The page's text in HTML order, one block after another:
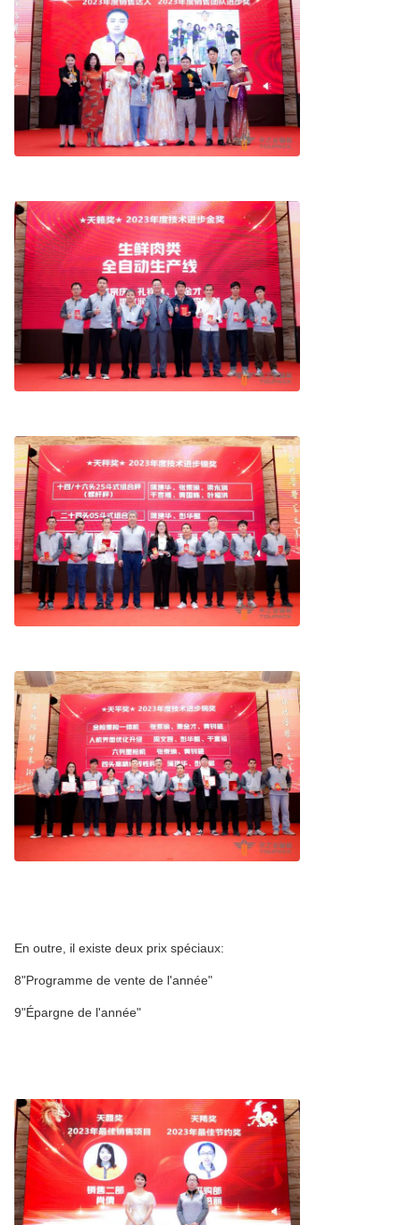
En outre, il existe deux prix spéciaux:
8"Programme de vente de l'année"
9"Épargne de l'année"